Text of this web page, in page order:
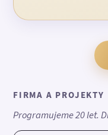
FIRMA A PROJEKTY
Programujeme 20 let.